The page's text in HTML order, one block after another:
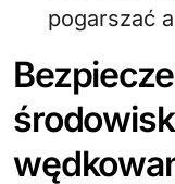
pogarszać